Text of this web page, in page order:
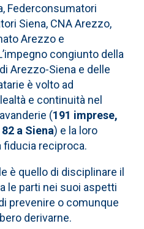
Federconsumatori
Siena, CNA Arezzo,
Arezzo e
congiunto della
Arezzo-Siena e delle
è volto ad
e continuità nel
(191 imprese,
a Siena) e la loro
fiducia reciproca.
è quello di disciplinare il
le parti nei suoi aspetti
prevenire o comunque
derivarne.